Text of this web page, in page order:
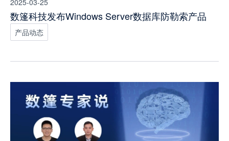
数篷科技发布Windows Server数据库防勒索产品
产品动态